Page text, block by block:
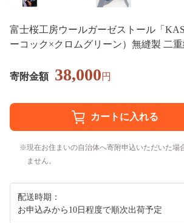
富士桜工房ウールガーゼストール「
ーコック×クロムグリーン）無縫製 二
寄附金額 38,000円
現在お住まいの自治体へ寄附申込いただいた場
ません。
配送時期：
お申込みから10日程度で順次出荷予定